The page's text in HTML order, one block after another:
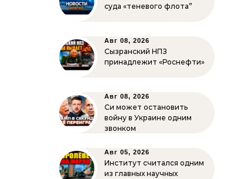
суда «теневого флота”
Авг 08, 2026
Сызранский НПЗ
принадлежит «Роснефти»
Авг 08, 2026
Си может остановить
войну в Украине одним
звонком
Авг 05, 2026
Институт считался одним
из главных научных